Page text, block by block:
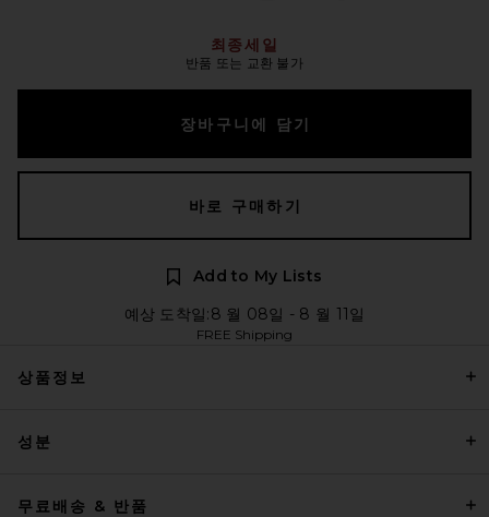
최종세일
반품 또는 교환 불가
장바구니에 담기
바로 구매하기
Add to My Lists
예상 도착일:8 월 08일 - 8 월 11일
FREE Shipping
상품정보
성분
무료배송 & 반품